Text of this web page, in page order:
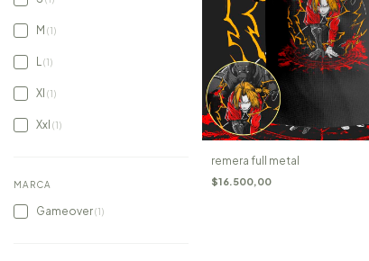
M (1)
L(1)
Xl (1)
Xxl (1)
MARCA
Gameover(1)
remera full metal
$16.500,00